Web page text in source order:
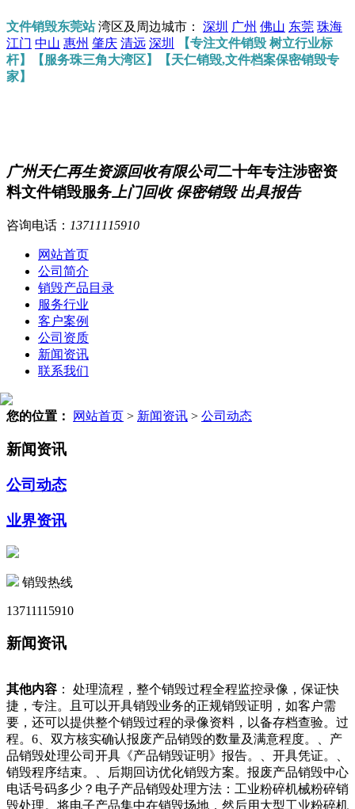
文件销毁东莞站湾区及周边城市： 深圳 广州 佛山 东莞 珠海
江门 中山 惠州 肇庆 清远 深圳
【专注文件销毁 树立行业标
杆】【服务珠三角大湾区】【天仁销毁,文件档案保密销毁专
家】
广州天仁再生资源回收有限公司二十年专注涉密资
料文件销毁服务 上门回收 保密销毁 出具报告
咨询电话： 13711115910
网站首页
公司简介
销毁产品目录
服务行业
客户案例
公司资质
新闻资讯
联系我们
您的位置： 网站首页 > 新闻资讯 > 公司动态
新闻资讯
公司动态
业界资讯
销毁热线
13711115910
新闻资讯
其他内容 ： 处理流程，整个销毁过程全程监控录像，保证快
捷，专注。且可以开具销毁业务的正规销毁证明，如客户需
要，还可以提供整个销毁过程的录像资料，以备存档查验。过
程。6、双方核实确认报废产品销毁的数量及满意程度。、产
品销毁处理公司开具《产品销毁证明》报告。、开具凭证。、
销毁程序结束。、后期回访优化销毁方案。报废产品销毁中心
电话号码多少？电子产品销毁处理方法：工业粉碎机械粉碎销
毁处理。将电子产品集中在销毁场地，然后用大型工业粉碎机